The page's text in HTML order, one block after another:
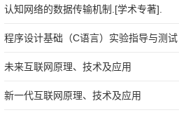
认知网络的数据传输机制.[学术专著].
程序设计基础（C语言）实验指导与测试
未来互联网原理、技术及应用
新一代互联网原理、技术及应用